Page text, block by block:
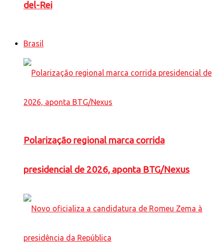
del-Rei
Brasil
Polarização regional marca corrida
presidencial de 2026, aponta BTG/Nexus